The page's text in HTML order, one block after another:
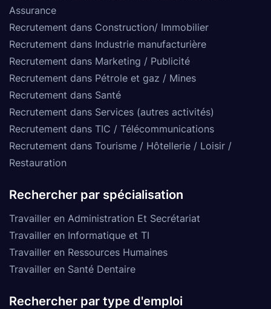
Assurance
Recrutement dans Construction/ Immobilier
Recrutement dans Industrie manufacturière
Recrutement dans Marketing / Publicité
Recrutement dans Pétrole et gaz / Mines
Recrutement dans Santé
Recrutement dans Services (autres activités)
Recrutement dans TIC / Télécommunications
Recrutement dans Tourisme / Hôtellerie / Loisir /
Restauration
Rechercher par spécialisation
Travailler en Administration Et Secrétariat
Travailler en Informatique et TI
Travailler en Ressources Humaines
Travailler en Santé Dentaire
Rechercher par type d'emploi